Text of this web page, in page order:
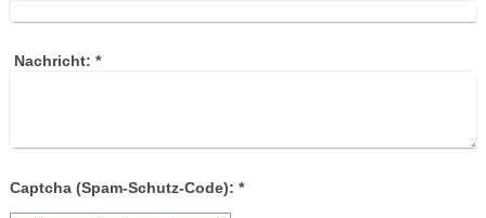
Nachricht: *
Captcha (Spam-Schutz-Code): *